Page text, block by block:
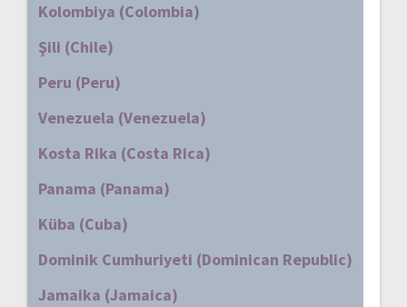
Kolombiya (Colombia)
Şili (Chile)
Peru (Peru)
Venezuela (Venezuela)
Kosta Rika (Costa Rica)
Panama (Panama)
Küba (Cuba)
Dominik Cumhuriyeti (Dominican Republic)
Jamaika (Jamaica)